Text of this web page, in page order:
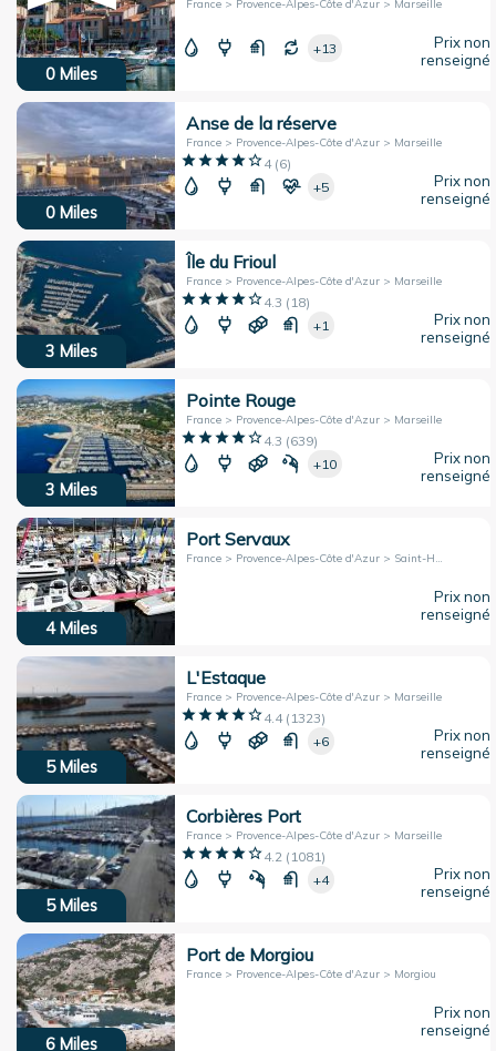
0 Miles
France > Provence-Alpes-Côte d'Azur > Marseille
+13
Prix non
renseigné
0 Miles
Anse de la réserve
France > Provence-Alpes-Côte d'Azur > Marseille
4(6)
+5
Prix non
renseigné
3 Miles
Île du Frioul
France > Provence-Alpes-Côte d'Azur > Marseille
4.3 ( 18)
+1
Prix non
renseigné
3 Miles
Pointe Rouge
France > Provence-Alpes-Côte d'Azur > Marseille
4.3 (639)
+10
Prix non
renseigné
4 Miles
Port Servaux
France > Provence-Alpes-Côte d'Azur > Saint-Henri
Prix non
renseigné
5 Miles
L'Estaque
France > Provence-Alpes-Côte d'Azur > Marseille
4.4( 1323)
+6
Prix non
renseigné
5 Miles
Corbières Port
France > Provence-Alpes-Côte d'Azur > Marseille
4.2( 1081)
+4
Prix non
renseigné
6 Miles
Port de Morgiou
France > Provence-Alpes-Côte d'Azur > Morgiou
Prix non
renseigné